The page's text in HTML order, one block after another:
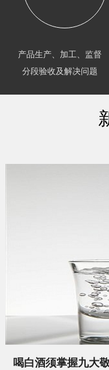
产品生产、加工、监督
分段验收及解决问题
喝白酒须掌握九大